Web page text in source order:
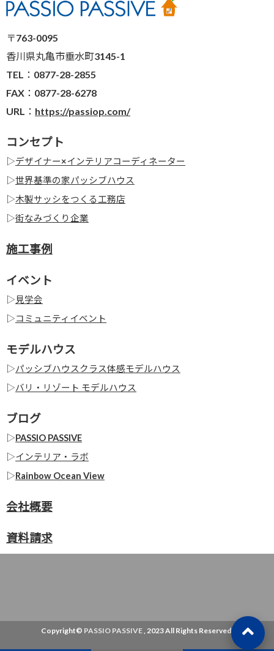
〒763-0095
香川県丸亀市垂水町3145-1
TEL：0877-28-2855
FAX：0877-28-6278
URL： https://passiop.com/
コンセプト
▷デザイナー×インテリアコーディネーター
▷世界基準の家パッシブハウス
▷木製サッシをつくる工務店
▷街なみづくり企業
施工事例
イベント
▷ 見学会
▷コミュニティイベント
モデルハウス
▷パッシブハウスクラス体感モデルハウス
▷バリ・リゾート モデルハウス
ブログ
▷PASSIO PASSIVE
▷インテリア・ラボ
▷Rainbow Ocean View
会社概要
資料請求
Copyright© PASSIO PASSIVE, 2023 All Rights Reserved.